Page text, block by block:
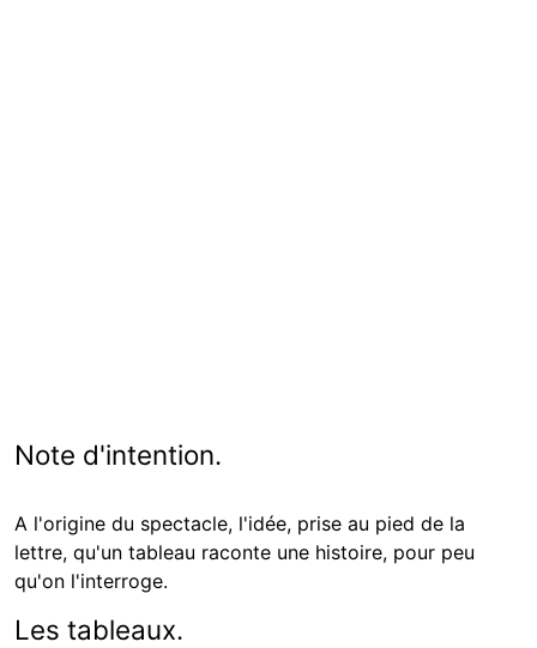
Note d'intention.
A l'origine du spectacle, l'idée, prise au pied de la
lettre, qu'un tableau raconte une histoire, pour peu
qu'on l'interroge.
Les tableaux.